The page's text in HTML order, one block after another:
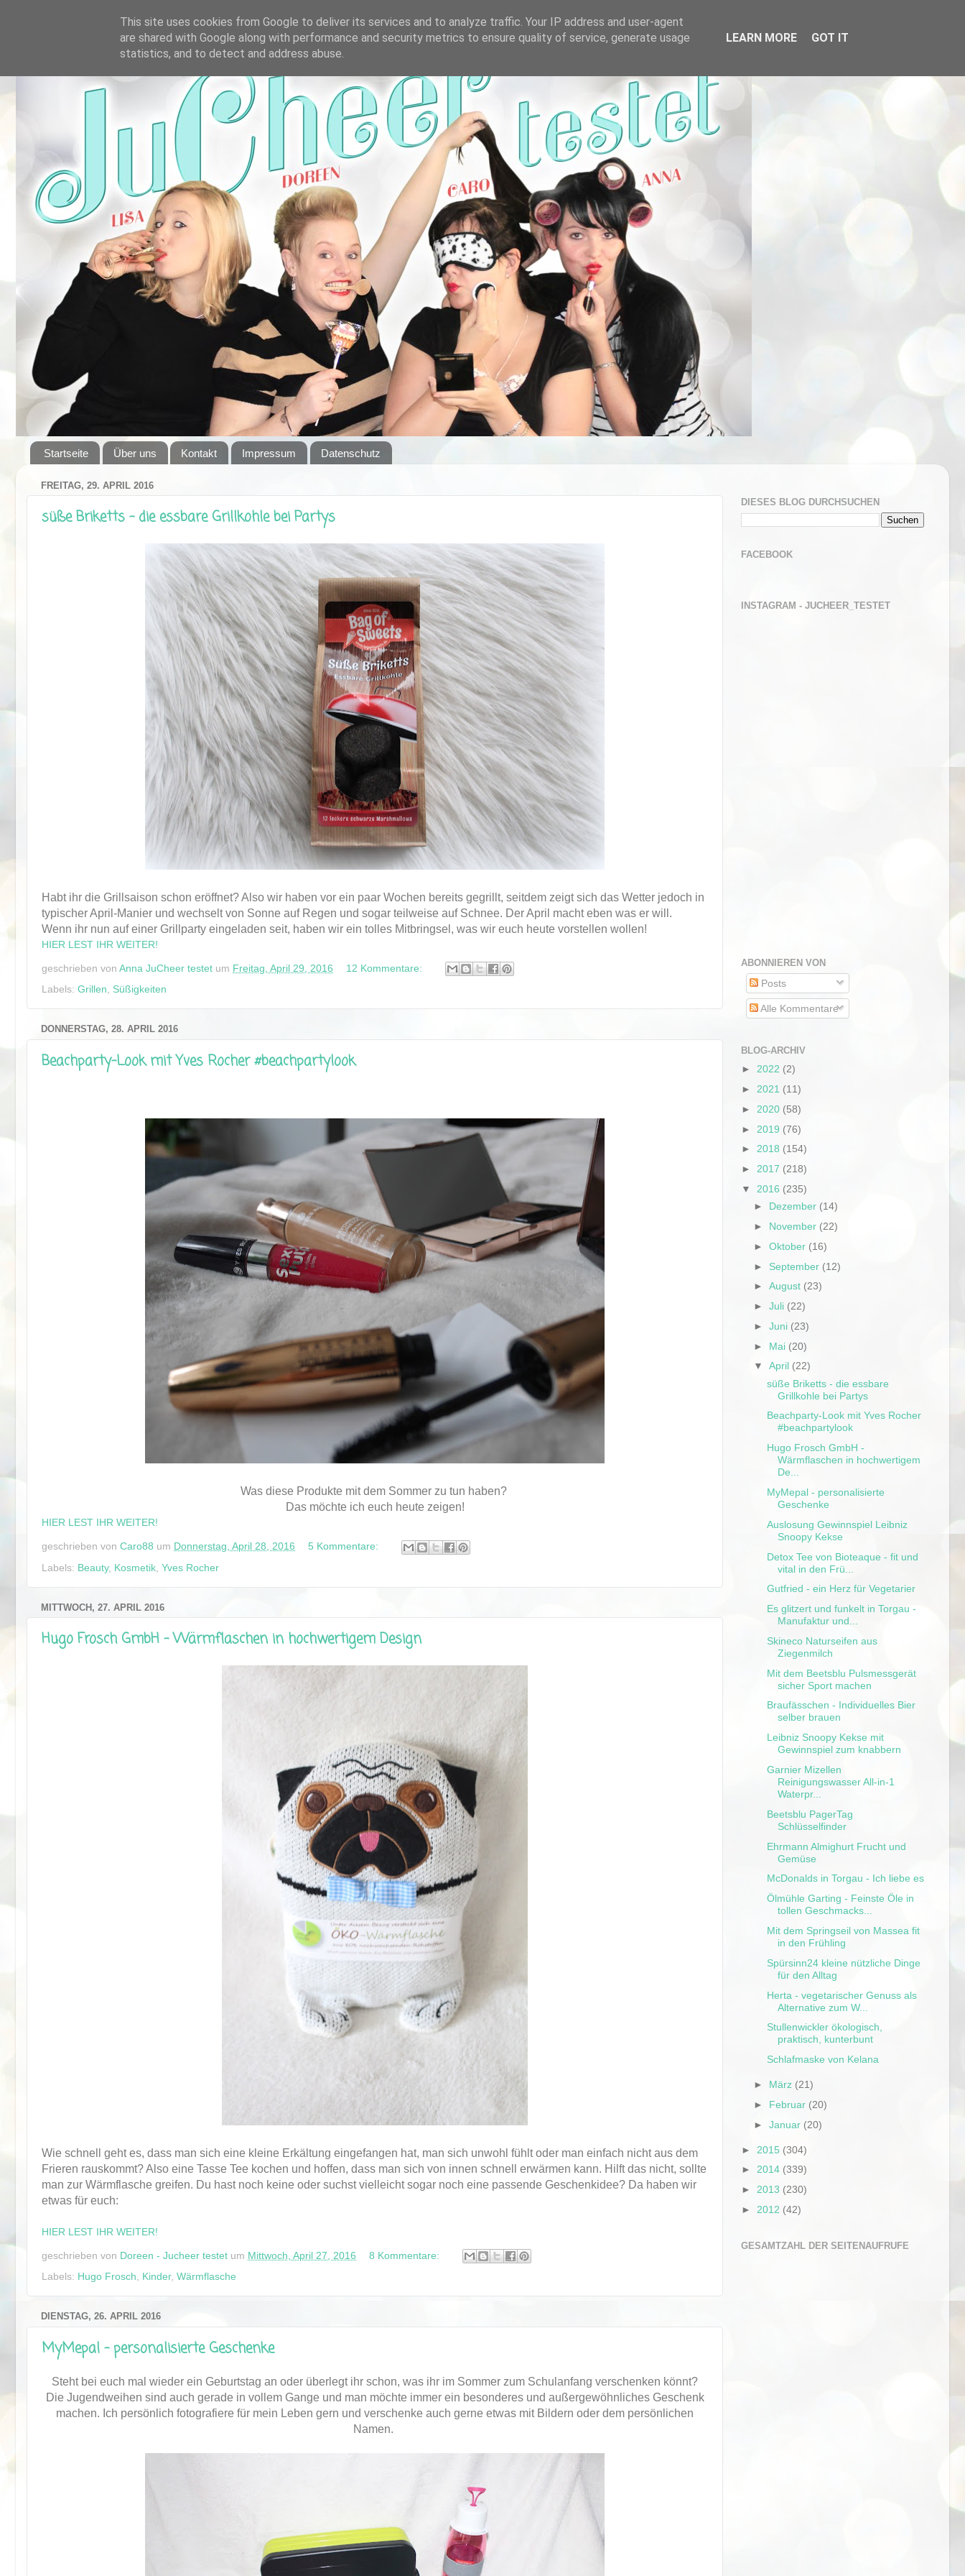
Startseite Über uns Kontakt Impressum Datenschutz
FREITAG, 29. APRIL 2016
süße Briketts - die essbare Grillkohle bei Partys
Habt ihr die Grillsaison schon eröffnet? Also wir haben vor ein paar Wochen bereits gegrillt, seitdem zeigt sich das Wetter jedoch in
typischer April-Manier und wechselt von Sonne auf Regen und sogar teilweise auf Schnee. Der April macht eben was er will.
Wenn ihr nun auf einer Grillparty eingeladen seit, haben wir ein tolles Mitbringsel, was wir euch heute vorstellen wollen!
HIER LEST IHR WEITER!
geschrieben von Anna JuCheer testet um Freitag, April 29, 2016
12 Kommentare:
Labels: Grillen Süßigkeiten
DONNERSTAG, 28. APRIL 2016
Beachparty-Look mit Yves Rocher #beachpartylook
Was diese Produkte mit dem Sommer zu tun haben?
Das möchte ich euch heute zeigen!
HIER LEST IHR WEITER!
geschrieben von Caro88 um Donnerstag, April 28, 2016
5 Kommentare:
Labels: Beauty, Kosmetik Yves Rocher
MITTWOCH, 27. APRIL 2016
Hugo Frosch GmbH - Wärmflaschen in hochwertigem Design
Wie schnell geht es, dass man sich eine kleine Erkältung eingefangen hat, man sich unwohl fühlt oder man einfach nicht aus dem
Frieren rauskommt? Also eine Tasse Tee kochen und hoffen, dass man sich von innen schnell erwärmen kann. Hilft das nicht, sollte
man zur Wärmflasche greifen. Du hast noch keine oder suchst vielleicht sogar noch eine passende Geschenkidee? Da haben wir
etwas für euch:
HIER LEST IHR WEITER!
geschrieben von Doreen - Jucheer testet um Mittwoch, April 27, 2016
8 Kommentare:
Labels: Hugo Frosch Kinder, Wärmflasche
DIENSTAG, 26. APRIL 2016
MyMepal - personalisierte Geschenke
Steht bei euch mal wieder ein Geburtstag an oder überlegt ihr schon, was ihr im Sommer zum Schulanfang verschenken könnt?
Die Jugendweihen sind auch gerade in vollem Gange und man möchte immer ein besonderes und außergewöhnliches Geschenk
machen. Ich persönlich fotografiere für mein Leben gern und verschenke auch gerne etwas mit Bildern oder dem persönlichen
Namen.
DIESES BLOG DURCHSUCHEN
FACEBOOK
INSTAGRAM - JUCHEER_TESTET
ABONNIEREN VON
Posts
Alle Kommentare
BLOG-ARCHIV
► 2022 (2)
► 2021 (11)
► 2020 (58)
► 2019 (76)
► 2018 (154)
► 2017 (218)
▼ 2016 (235)
► Dezember (14)
► November (22)
►Oktober (16)
► September (12)
►August (23)
►Juli (22)
►Juni (23)
► Mai (20)
▼April (22)
süße Briketts - die essbare
Grillkohle bei Partys
Beachparty-Look mit Yves Rocher
#beachpartylook
Hugo Frosch GmbH -
Wärmflaschen in hochwertigem
De...
MyMepal - personalisierte
Geschenke
Auslosung Gewinnspiel Leibniz
Snoopy Kekse
Detox Tee von Bioteaque - fit und
vital in den Frü...
Gutfried - ein Herz für Vegetarier
Es glitzert und funkelt in Torgau -
Manufaktur und...
Skineco Naturseifen aus
Ziegenmilch
Mit dem Beetsblu Pulsmessgerät
sicher Sport machen
Braufässchen - Individuelles Bier
selber brauen
Leibniz Snoopy Kekse mit
Gewinnspiel zum knabbern
Garnier Mizellen
Reinigungswasser All-in-1
Waterpr...
Beetsblu PagerTag
Schlüsselfinder
Ehrmann Almighurt Frucht und
Gemüse
McDonalds in Torgau - Ich liebe es
Ölmühle Garting - Feinste Öle in
tollen Geschmacks...
Mit dem Springseil von Massea fit
in den Frühling
Spürsinn24 kleine nützliche Dinge
für den Alltag
Herta - vegetarischer Genuss als
Alternative zum W...
Stullenwickler ökologisch,
praktisch, kunterbunt
Schlafmaske von Kelana
► März (21)
► Februar (20)
►Januar (20)
► 2015 (304)
► 2014 (339)
► 2013 (230)
► 2012 (42)
GESAMTZAHL DER SEITENAUFRUFE
This site uses cookies from Google to deliver its services and to analyze traffic. Your IP address and user-agent
are shared with Google along with performance and security metrics to ensure quality of service, generate usage
statistics, and to detect and address abuse.
LEARN MORE GOT IT